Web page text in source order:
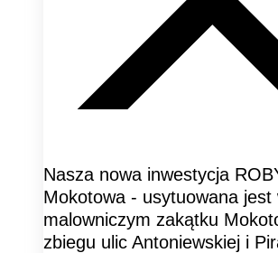
Nasza nowa inwestycja
Mokotowa - usytuowana jest
malowniczym zakątku
zbiegu ulic Antoniewskiej i